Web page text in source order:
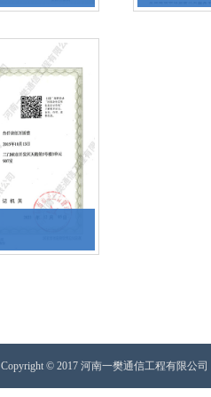
Copyright © 2017 河南一樊通信工程有限公